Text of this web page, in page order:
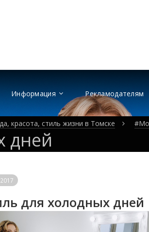
Информация Рекламодателям
красота, стиль жизни в Томске
дней
для холодных дней